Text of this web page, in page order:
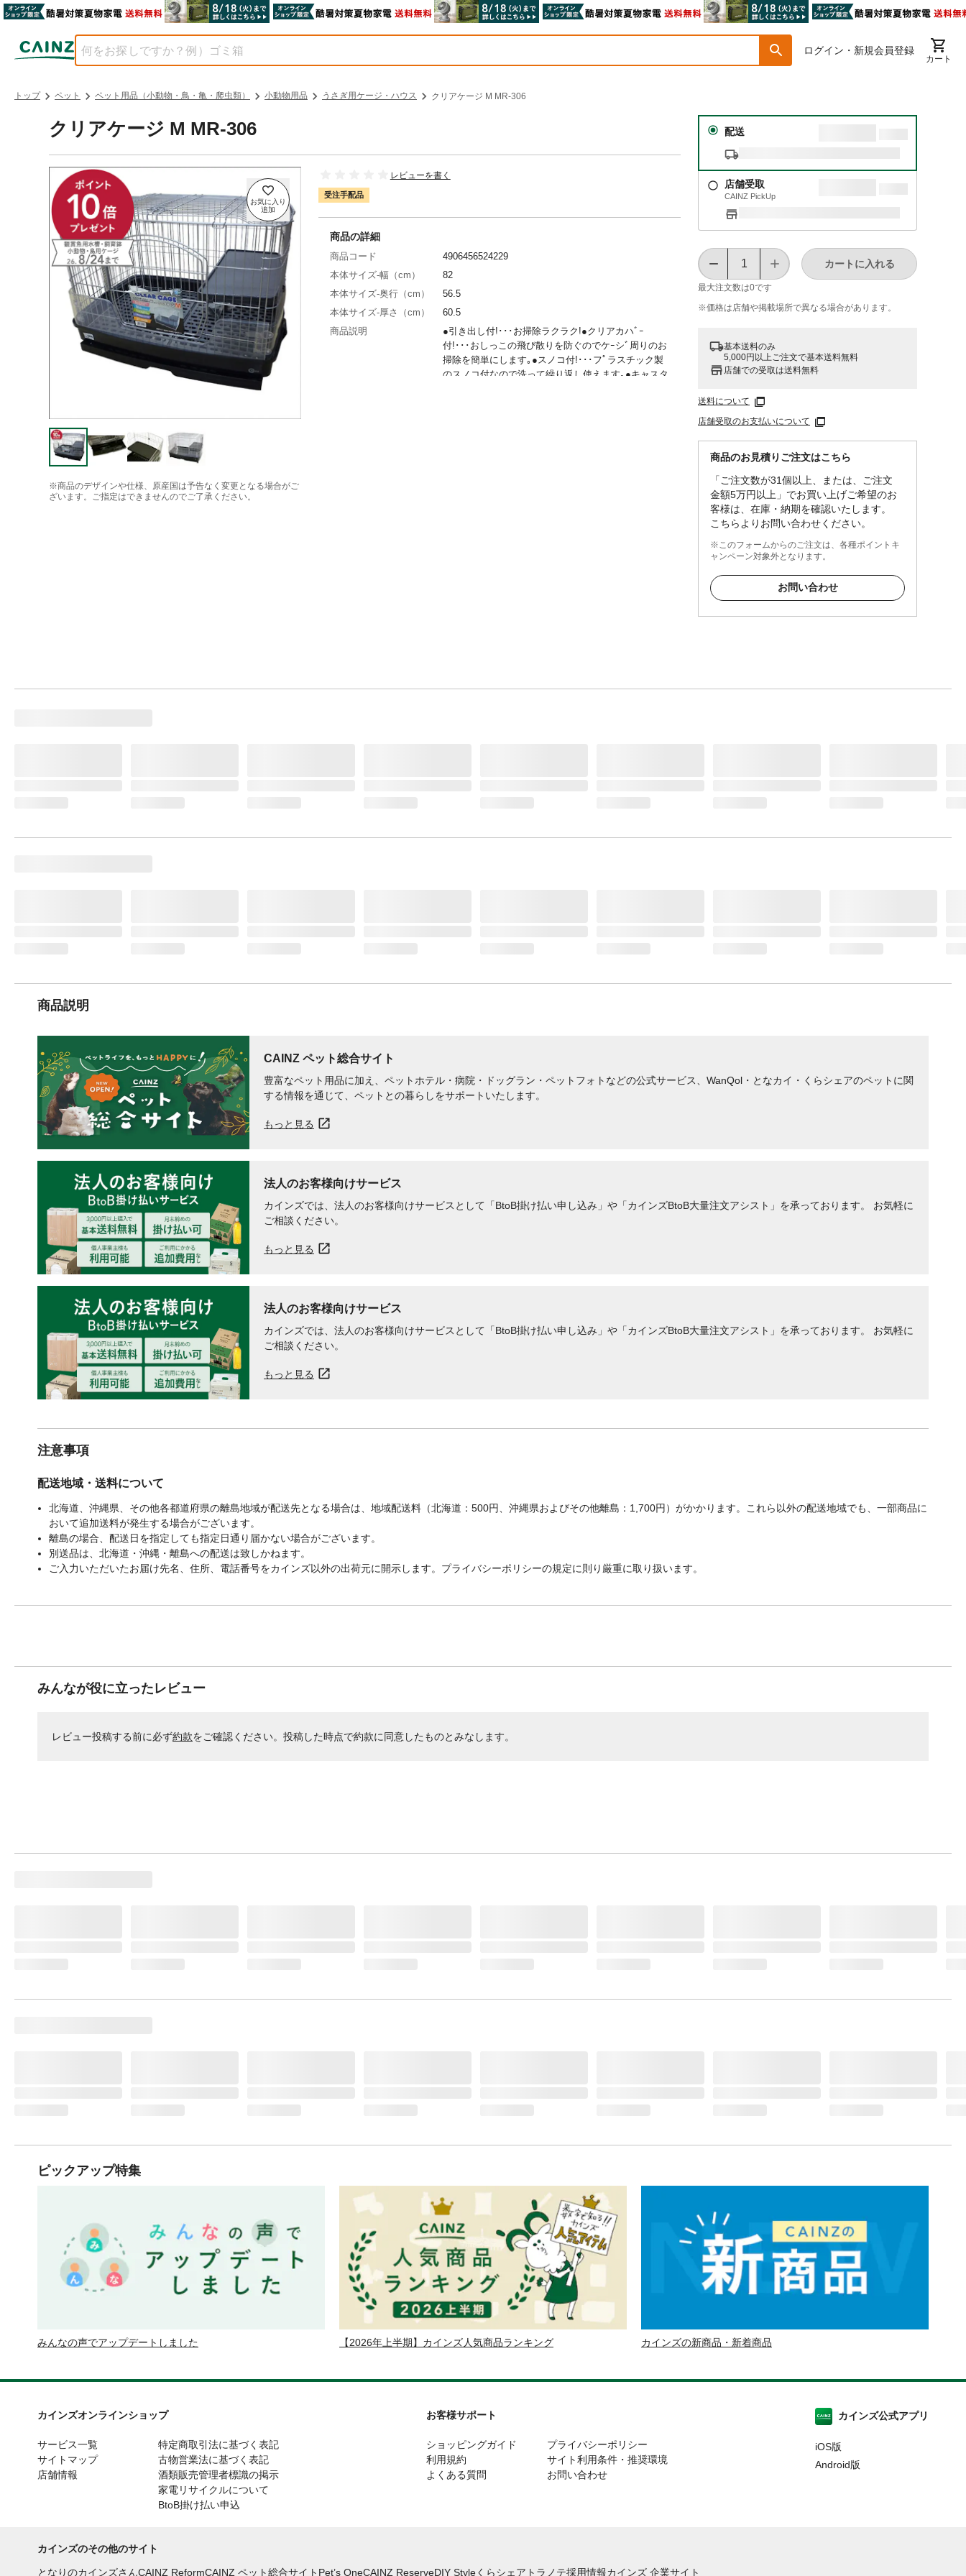
ログイン・新規会員登録
カート
トップ ペット ペット用品（小動物・鳥・亀・爬虫類） 小動物用品 うさぎ用ケージ・ハウス クリアケージ M MR-306
クリアケージ M MR-306
※商品のデザインや仕様、原産国は予告なく変更となる場合がご
ざいます。ご指定はできませんのでご了承ください。
レビューを書く
受注手配品
配送
店舗受取
CAINZ PickUp
最大注文数は0です
カートに入れる
※価格は​店舗や​掲載場所で​異なる​場合が​あります。
基本送料のみ
5,000円以上ご注文で基本送料無料
店舗での受取は送料無料
送料について
店舗受取のお支払いについて
商品のお見積りご注文はこちら
「ご注文数が31個以上、または、ご注文
金額5万円以上」でお買い上げご希望のお
客様は、在庫・納期を確認いたします。
こちらよりお問い合わせください。
※このフォームからのご注文は、各種ポイントキ
ャンペーン対象外となります。
お問い合わせ
商品の詳細
商品コード
4906456524229
本体サイズ-幅（cm）
82
本体サイズ-奥行（cm）
56.5
本体サイズ-厚さ（cm）
60.5
商品説明
●引き出し付!･･･お掃除ラクラク!●クリアカハﾞｰ
付!･･･おしっこの飛び散りを防ぐのでケｰシﾞ周りのお
掃除を簡単にします｡●スノコ付!･･･フﾟラスチック製
のスノコ付なので洗って繰り返し使えます｡●キャスタ
商品説明
CAINZ ペット総合サイト
豊富なペット用品に加え、ペットホテル・病院・ドッグラン・ペットフォトなどの公式サービス、WanQol・となカイ・くらシェアのペットに関
する情報を通じて、ペットとの暮らしをサポートいたします。
もっと見る
法人のお客様向けサービス
カインズでは、法人のお客様向けサービスとして「BtoB掛け払い申し込み」や「カインズBtoB大量注文アシスト」を承っております。 お気軽に
ご相談ください。
もっと見る
法人のお客様向けサービス
カインズでは、法人のお客様向けサービスとして「BtoB掛け払い申し込み」や「カインズBtoB大量注文アシスト」を承っております。 お気軽に
ご相談ください。
もっと見る
注意事項
配送地域・送料について
北海道、沖縄県、その他各都道府県の離島地域が配送先となる場合は、地域配送料（北海道：500円、沖縄県およびその他離島：1,700円）がかかります。これら以外の配送地域でも、一部商品に
おいて追加送料が発生する場合がございます。
離島の場合、配送日を指定しても指定日通り届かない場合がございます。
別送品は、北海道・沖縄・離島への配送は致しかねます。
ご入力いただいたお届け先名、住所、電話番号をカインズ以外の出荷元に開示します。プライバシーポリシーの規定に則り厳重に取り扱います。
みんなが役に立ったレビュー
レビュー投稿する前に必ず約款をご確認ください。投稿した時点で約款に同意したものとみなします。
ピックアップ特集
みんなの声でアップデートしました 【2026年上半期】カインズ人気商品ランキング カインズの新商品・新着商品
カインズオンラインショップ
サービス一覧
サイトマップ
店舗情報
特定商取引法に基づく表記
古物営業法に基づく表記
酒類販売管理者標識の掲示
家電リサイクルについて
BtoB掛け払い申込
お客様サポート
ショッピングガイド
利用規約
よくある質問
プライバシーポリシー
サイト利用条件・推奨環境
お問い合わせ
カインズ公式アプリ
iOS版
Android版
カインズのその他のサイト
となりのカインズさんCAINZ ReformCAINZ ペット総合サイト Pet’s OneCAINZ ReserveDIY Styleくらシェア トラノテ採用情報カインズ 企業サイト